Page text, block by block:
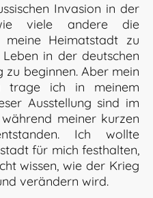
Invasion in der
viele andere die
meine Heimatstadt zu
in der deutschen
beginnen. Aber mein
trage ich in meinem
Ausstellung sind im
meiner kurzen
Ich wollte
für mich festhalten,
wissen, wie der Krieg
verändern wird.